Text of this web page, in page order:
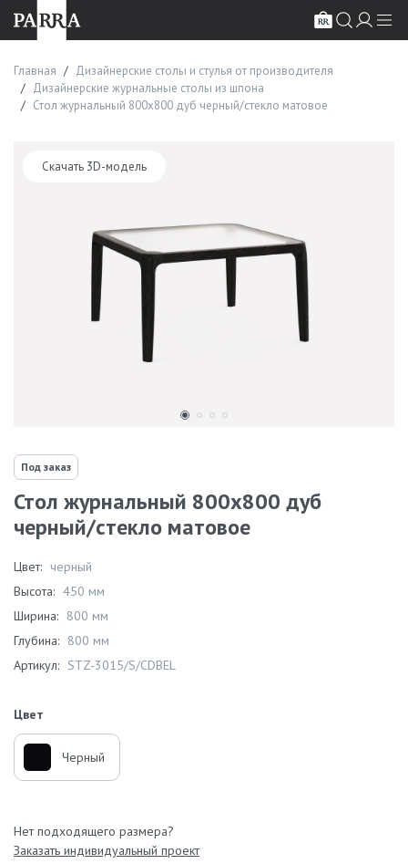
Главная
Дизайнерские столы и стулья от производителя
Дизайнерские журнальные столы из шпона
Стол журнальный 800х800 дуб черный/стекло матовое
Скачать 3D-модель
Под заказ
Стол журнальный 800х800 дуб
черный/стекло матовое
Цвет: черный
Высота: 450 мм
Ширина: 800 мм
Глубина: 800 мм
Артикул: STZ-3015/S/СDBEL
Цвет
Черный
Нет подходящего размера?
Заказать индивидуальный проект